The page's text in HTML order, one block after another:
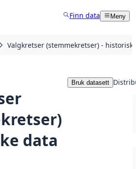
Finn data Meny
Valgkretser (stemmekretser) -
data
Bruk datasett